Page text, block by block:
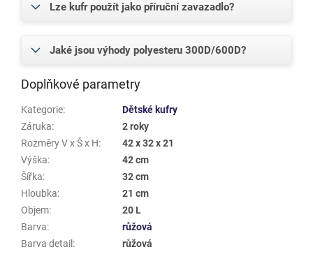
Lze kufr použít jako příruční zavazadlo?
Jaké jsou výhody polyesteru 300D/600D?
Doplňkové parametry
Kategorie:
Dětské kufry
Záruka:
2 roky
Rozměry V x Š x H:
42 x 32 x 21
Výška:
42 cm
Šířka:
32 cm
Hloubka:
21 cm
Objem:
20 L
Barva:
růžová
Barva detail :
růžová